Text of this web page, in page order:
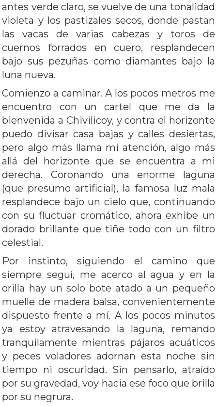
antes verde claro, se vuelve de una tonalidad
violeta y los pastizales secos, donde pastan
las vacas de varias cabezas y toros de
cuernos forrados en cuero, resplandecen
bajo sus pezuñas como diamantes bajo la
luna nueva.
Comienzo a caminar. A los pocos metros me
encuentro con un cartel que me da la
bienvenida a Chivilicoy, y contra el horizonte
puedo divisar casa bajas y calles desiertas,
pero algo más llama mi atención, algo más
allá del horizonte que se encuentra a mi
derecha. Coronando una enorme laguna
(que presumo artificial), la famosa luz mala
resplandece bajo un cielo que, continuando
con su fluctuar cromático, ahora exhibe un
dorado brillante que tiñe todo con un filtro
celestial.
Por instinto, siguiendo el camino que
siempre seguí, me acerco al agua y en la
orilla hay un solo bote atado a un pequeño
muelle de madera balsa, convenientemente
dispuesto frente a mí. A los pocos minutos
ya estoy atravesando la laguna, remando
tranquilamente mientras pájaros acuáticos
y peces voladores adornan esta noche sin
tiempo ni oscuridad. Sin pensarlo, atraído
por su gravedad, voy hacia ese foco que brilla
por su negrura.